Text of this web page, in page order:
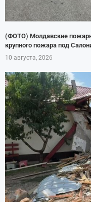
(ФОТО) Молдавские
крупного пожара под
10 августа, 2026